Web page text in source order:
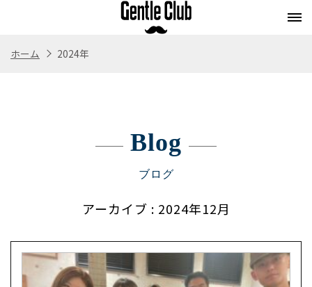
Eyebrow Staff
スタッフ紹介
求人情報
ホーム 2024年
Blog
ブログ
アーカイブ : 2024年12月